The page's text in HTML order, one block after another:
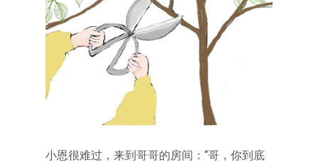
小恩很难过，来到哥哥的房间：“哥，你到底